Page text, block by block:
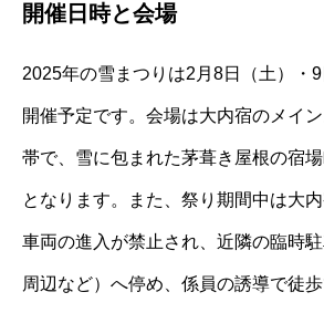
開催日時と会場
2025年の雪まつりは2月8日（土）・
開催予定です。会場は大内宿のメイ
帯で、雪に包まれた茅葺き屋根の宿
となります。また、祭り期間中は大
車両の進入が禁止され、近隣の臨時
周辺など）へ停め、係員の誘導で徒